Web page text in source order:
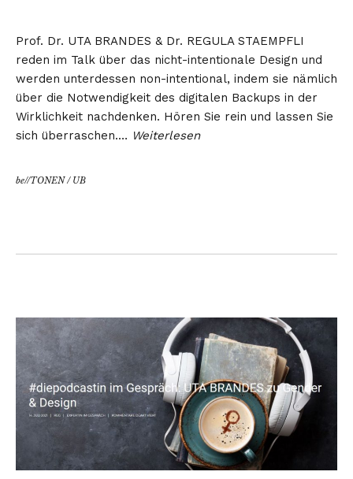
Prof. Dr. UTA BRANDES & Dr. REGULA STAEMPFLI
reden im Talk über das nicht-intentionale Design und
werden unterdessen non-intentional, indem sie nämlich
über die Notwendigkeit des digitalen Backups in der
Wirklichkeit nachdenken. Hören Sie rein und lassen Sie
sich überraschen.… Weiterlesen
be//TONEN/ UB